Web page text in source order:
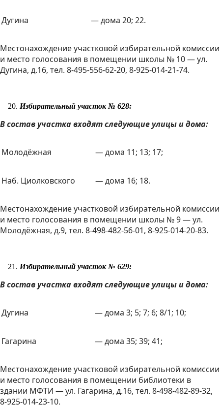
Дугина — дома 20; 22.
Местонахождение участковой избирательной комиссии
и место голосования в помещении школы № 10 — ул.
Дугина, д.16, тел. 8-495-556-62-20, 8-925-014-21-74.
Избирательный участок № 628:
В состав участка входят следующие улицы и дома:
Молодёжная — дома 11; 13; 17;
Наб. Циолковского — дома 16; 18.
Местонахождение участковой избирательной комиссии
и место голосования в помещении школы № 9 — ул.
Молодёжная, д.9, тел. 8-498-482-56-01, 8-925-014-20-83.
Избирательный участок № 629:
В состав участка входят следующие улицы и дома:
Дугина — дома 3; 5; 7; 6; 8/1; 10;
Гагарина — дома 35; 39; 41;
Местонахождение участковой избирательной комиссии
и место голосования в помещении библиотеки в
здании МФТИ — ул. Гагарина, д.16, тел. 8-498-482-89-32,
8-925-014-23-10.